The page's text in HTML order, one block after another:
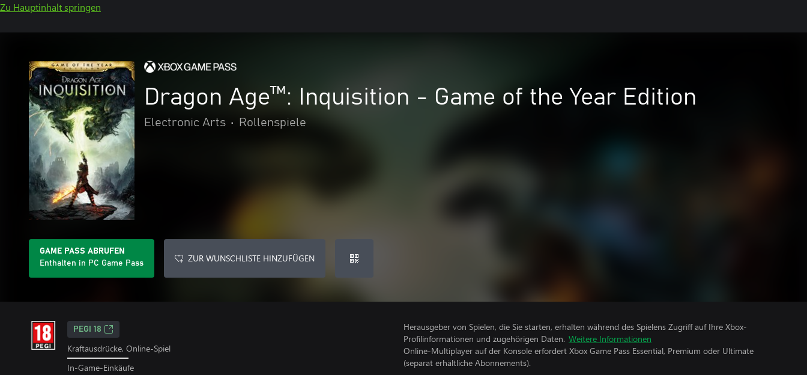
Zu Hauptinhalt springen
Dragon Age™: Inquisition - Game of the Year Edition
Electronic Arts • Rollenspiele
GAME PASS ABRUFEN
Enthalten in PC Game Pass
ZUR WUNSCHLISTE HINZUFÜGEN
PEGI 18
Kraftausdrücke, Online-Spiel
In-Game-Einkäufe
Herausgeber von Spielen, die Sie starten, erhalten während des Spielens Zugriff auf Ihre Xbox-
Profilinformationen und zugehörigen Daten. Weitere Informationen
Online-Multiplayer auf der Konsole erfordert Xbox Game Pass Essential, Premium oder Ultimate
(separat erhältliche Abonnements).